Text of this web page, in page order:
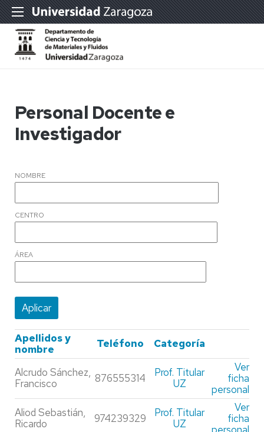
Personal Docente e
Investigador
NOMBRE
CENTRO
ÁREA
Apellidos y
nombre
Teléfono Categoría
Alcrudo Sánchez,
Francisco
876555314
Prof. Titular
UZ
Ver
ficha
personal
Aliod Sebastián,
Ricardo
974239329
Prof. Titular
UZ
Ver
ficha